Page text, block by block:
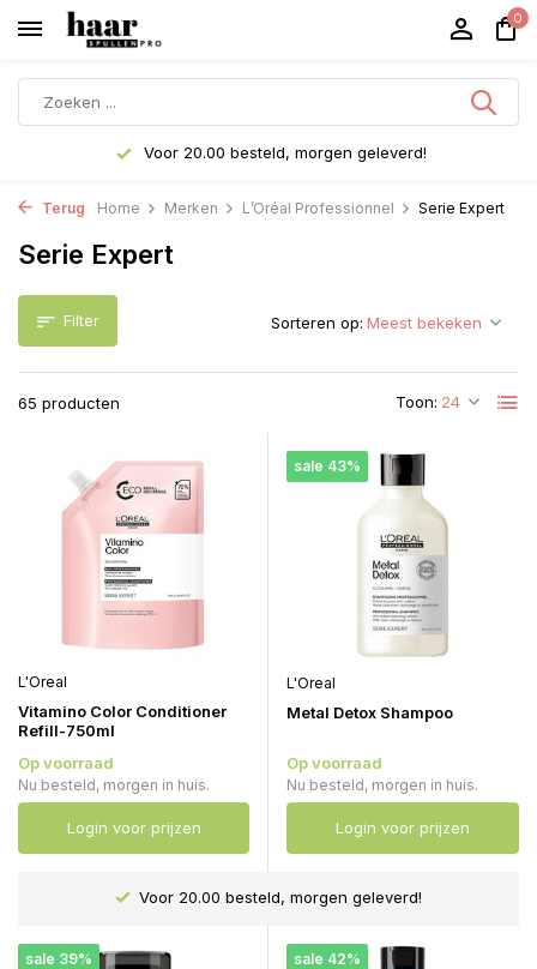
0
Voor 20.00 besteld, morgen geleverd!
Terug Home Merken L’Oréal Professionnel Serie Expert
Serie Expert
Filter
65 producten Toon:
Sorteren op:
L'Oreal
Vitamino Color Conditioner
Refill-750ml
Op voorraad
Nu besteld, morgen in huis.
Login voor prijzen
sale 43%
L'Oreal
Metal Detox Shampoo
Op voorraad
Nu besteld, morgen in huis.
Login voor prijzen
Voor 20.00 besteld, morgen geleverd!
sale 39% sale 42%